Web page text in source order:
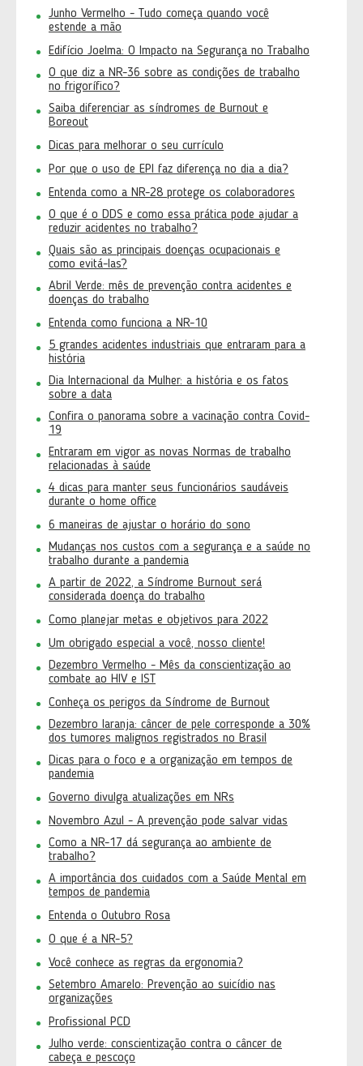
Junho Vermelho - Tudo começa quando você
estende a mão
Edifício Joelma: O Impacto na Segurança no Trabalho
O que diz a NR-36 sobre as condições de trabalho
no frigorífico?
Saiba diferenciar as síndromes de Burnout e
Boreout
Dicas para melhorar o seu currículo
Por que o uso de EPI faz diferença no dia a dia?
Entenda como a NR-28 protege os colaboradores
O que é o DDS e como essa prática pode ajudar a
reduzir acidentes no trabalho?
Quais são as principais doenças ocupacionais e
como evitá-las?
Abril Verde: mês de prevenção contra acidentes e
doenças do trabalho
Entenda como funciona a NR-10
5 grandes acidentes industriais que entraram para a
história
Dia Internacional da Mulher: a história e os fatos
sobre a data
Confira o panorama sobre a vacinação contra Covid-
19
Entraram em vigor as novas Normas de trabalho
relacionadas à saúde
4 dicas para manter seus funcionários saudáveis
durante o home office
6 maneiras de ajustar o horário do sono
Mudanças nos custos com a segurança e a saúde no
trabalho durante a pandemia
A partir de 2022, a Síndrome Burnout será
considerada doença do trabalho
Como planejar metas e objetivos para 2022
Um obrigado especial a você, nosso cliente!
Dezembro Vermelho - Mês da conscientização ao
combate ao HIV e IST
Conheça os perigos da Síndrome de Burnout
Dezembro laranja: câncer de pele corresponde a 30%
dos tumores malignos registrados no Brasil
Dicas para o foco e a organização em tempos de
pandemia
Governo divulga atualizações em NRs
Novembro Azul - A prevenção pode salvar vidas
Como a NR-17 dá segurança ao ambiente de
trabalho?
A importância dos cuidados com a Saúde Mental em
tempos de pandemia
Entenda o Outubro Rosa
O que é a NR-5?
Você conhece as regras da ergonomia?
Setembro Amarelo: Prevenção ao suicídio nas
organizações
Profissional PCD
Julho verde: conscientização contra o câncer de
cabeça e pescoço